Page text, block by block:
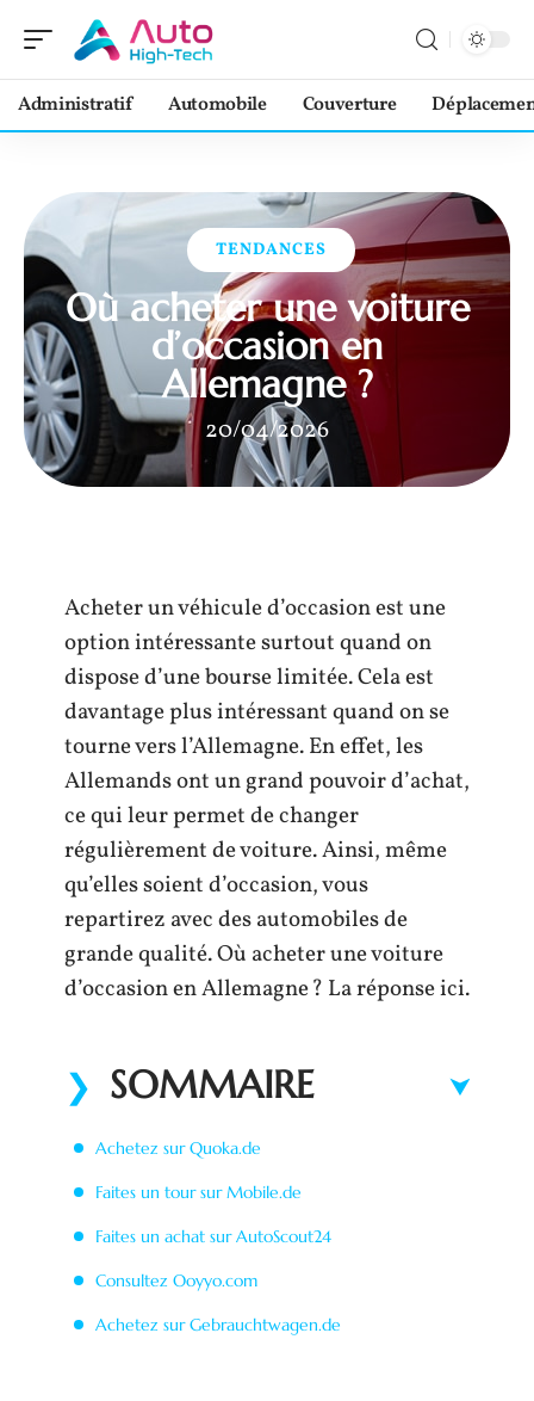
Administratif Automobile Couverture
TENDANCES
Où acheter une voiture
d’occasion en
Allemagne ?
20/04/2026
Acheter un véhicule d’occasion est une
option intéressante surtout quand on
dispose d’une bourse limitée. Cela est
davantage plus intéressant quand on se
tourne vers l’Allemagne. En effet, les
Allemands ont un grand pouvoir d’achat,
ce qui leur permet de changer
régulièrement de voiture. Ainsi, même
qu’elles soient d’occasion, vous
repartirez avec des automobiles de
grande qualité. Où acheter une voiture
d’occasion en Allemagne ? La réponse ici.
SOMMAIRE
Achetez sur Quoka.de
Faites un tour sur Mobile.de
Faites un achat sur AutoScout24
Consultez Ooyyo.com
Achetez sur Gebrauchtwagen.de